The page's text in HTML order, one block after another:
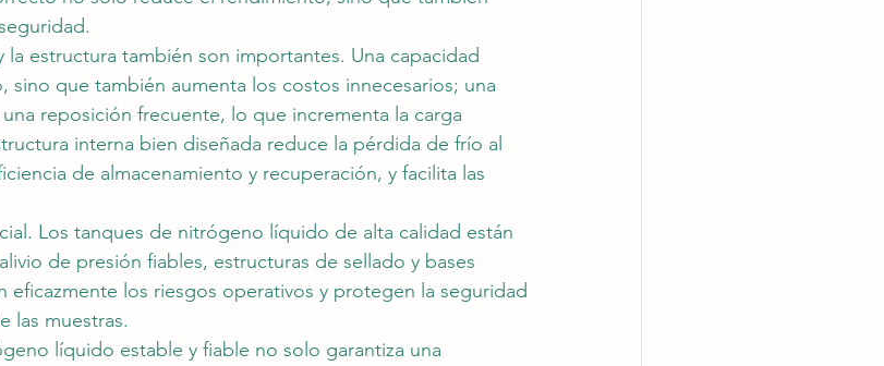
estructura también son importantes. Una capacidad
sino que también aumenta los costos innecesarios; una
reposición frecuente, lo que incrementa la carga
interna bien diseñada reduce la pérdida de frío al
de almacenamiento y recuperación, y facilita las
Los tanques de nitrógeno líquido de alta calidad están
de presión fiables, estructuras de sellado y bases
eficazmente los riesgos operativos y protegen la seguridad
las muestras.
líquido estable y fiable no solo garantiza una